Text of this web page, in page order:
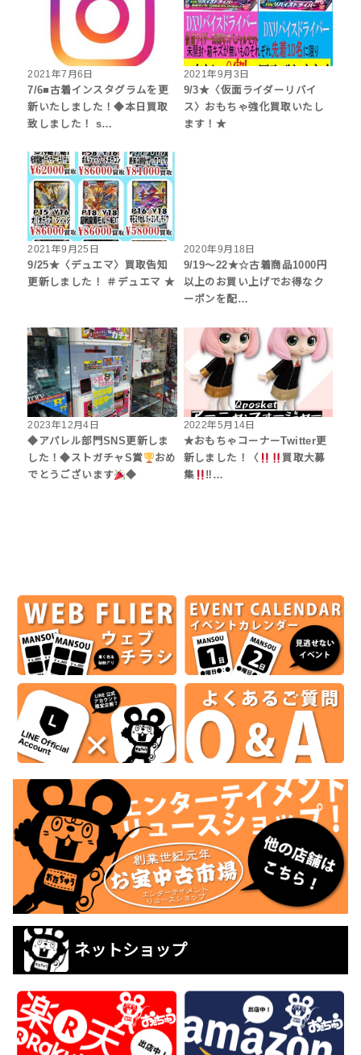
2021年7月6日
7/6■古着インスタグラムを更
新いたしました！◆本日買取
致しました！ s…
2021年9月3日
9/3★〈仮面ライダーリバイ
ス〉おもちゃ強化買取いたし
ます！★
2021年9月25日
9/25★〈デュエマ〉買取告知
更新しました！ ＃デュエマ ★
2020年9月18日
9/19～22★☆古着商品1000円
以上のお買い上げでお得なク
ーポンを配…
2023年12月4日
◆アパレル部門SNS更新しま
した！◆ストガチャS賞
おめ
でとうございます
◆
2022年5月14日
★おもちゃコーナーTwitter更
新しました！〈
買取大募
集
‼…
ネットショップ